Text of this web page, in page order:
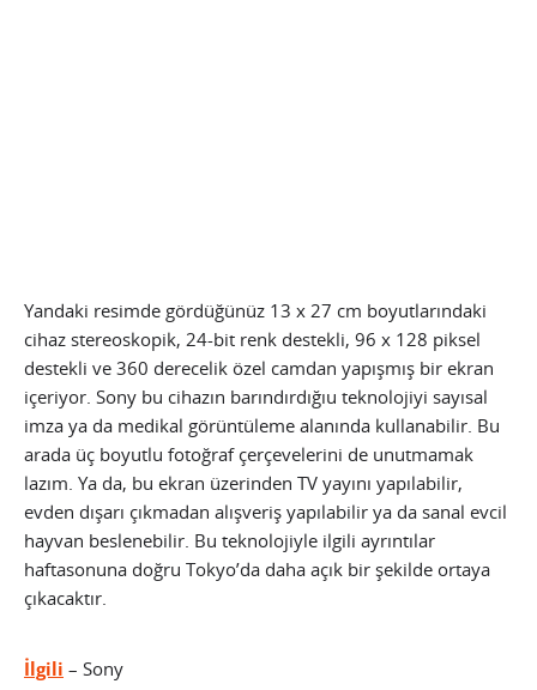
Yandaki resimde gördüğünüz 13 x 27 cm boyutlarındaki
cihaz stereoskopik, 24-bit renk destekli, 96 x 128 piksel
destekli ve 360 derecelik özel camdan yapışmış bir ekran
içeriyor. Sony bu cihazın barındırdığıu teknolojiyi sayısal
imza ya da medikal görüntüleme alanında kullanabilir. Bu
arada üç boyutlu fotoğraf çerçevelerini de unutmamak
lazım. Ya da, bu ekran üzerinden TV yayını yapılabilir,
evden dışarı çıkmadan alışveriş yapılabilir ya da sanal evcil
hayvan beslenebilir. Bu teknolojiyle ilgili ayrıntılar
haftasonuna doğru Tokyo’da daha açık bir şekilde ortaya
çıkacaktır.
İlgili – Sony